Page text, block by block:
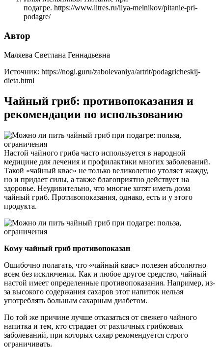
подагре. https://www.litres.ru/ilya-melnikov/pitanie-pri-
podagre/
Автор
Маляева Светлана Геннадьевна
Источник: https://nogi.guru/zabolevaniya/artrit/podagricheskij-
dieta.html
Чайный гриб: противопоказания и
рекомендации по использованию
Настой чайного гриба часто используется в народной
медицине для лечения и профилактики многих заболеваний.
Такой «чайный квас» не только великолепно утоляет жажду,
но и придает силы, а также благоприятно действует на
здоровье. Неудивительно, что многие хотят иметь дома
чайный гриб. Противопоказания, однако, есть и у этого
продукта.
Кому чайный гриб противопоказан
Ошибочно полагать, что «чайный квас» полезен абсолютно
всем без исключения. Как и любое другое средство, чайный
настой имеет определенные противопоказания. Например, из-
за высокого содержания сахаров этот напиток нельзя
употреблять больным сахарным диабетом.
По той же причине лучше отказаться от свежего чайного
напитка и тем, кто страдает от различных грибковых
заболеваний, при которых сахар рекомендуется строго
ограничивать.